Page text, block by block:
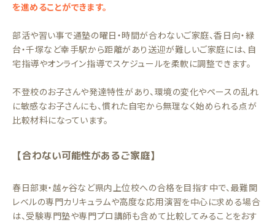
を進めることができます。
部活や習い事で通塾の曜日・時間が合わないご家庭、香日向・緑
台・千塚など幸手駅から距離があり送迎が難しいご家庭には、自
宅指導やオンライン指導でスケジュールを柔軟に調整できます。
不登校のお子さんや発達特性があり、環境の変化やペースの乱れ
に敏感なお子さんにも、慣れた自宅から無理なく始められる点が
比較材料になっています。
【合わない可能性があるご家庭】
春日部東・越ヶ谷など県内上位校への合格を目指す中で、最難関
レベルの専門カリキュラムや高度な応用演習を中心に求める場合
は、受験専門塾や専門プロ講師も含めて比較してみることをおす